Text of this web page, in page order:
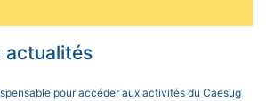
actualités
pour accéder aux activités du Caesug